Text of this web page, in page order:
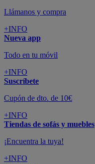
Llámanos y compra
+INFO
Nueva app
Todo en tu móvil
+INFO
Suscríbete
Cupón de dto. de 10€
+INFO
Tiendas de sofás y muebles
¡Encuentra la tuya!
+INFO